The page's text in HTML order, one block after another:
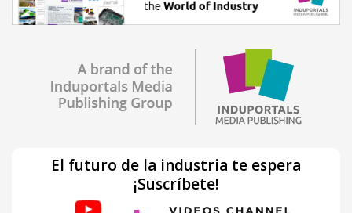
El futuro de la industria te espera
¡Suscríbete!